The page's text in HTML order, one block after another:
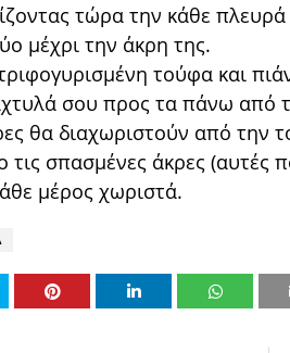
τώρα την κάθε
μέχρι την άκρη της.
τούφα και
σου προς τα πάνω από
θα διαχωριστούν από την
τις σπασμένες άκρες
μέρος χωριστά.